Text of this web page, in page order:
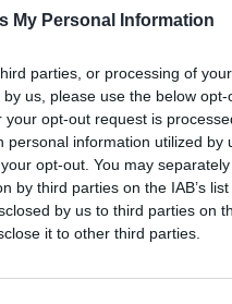
My Personal Information
parties, or processing of
us, please use the below
opt-out request is
information utilized by
opt-out. You may
by third parties on the IAB’s
by us to third parties on
it to other third parties.